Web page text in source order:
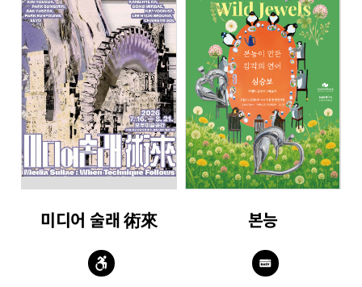
미디어 술래 術來 본능